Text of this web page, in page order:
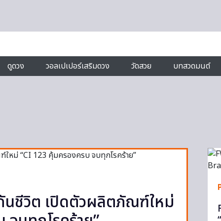
ดูดวง วอลเปเปอร์เสริมดวง วัดสวย บทสวดมนต์
นชีวิต เปิดตัวผลิตภัณฑ์ใหม่